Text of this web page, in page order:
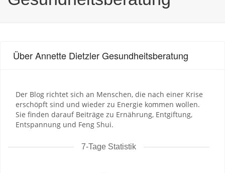
Über Annette Dietzler Gesundheitsberatung
Der Blog richtet sich an Menschen, die nach einer Krise
erschöpft sind und wieder zu Energie kommen wollen.
Sie finden darauf Beiträge zu Ernährung, Entgiftung,
Entspannung und Feng Shui.
7-Tage Statistik